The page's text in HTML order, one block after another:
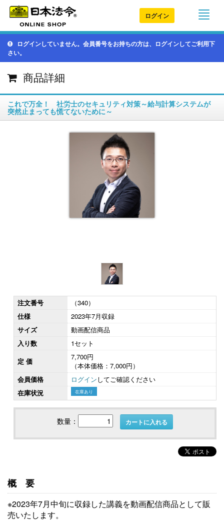
ログイン
ログインしていません。会員番号をお持ちの方は、ログインしてご利用下
さい。
商品詳細
これで万全！ 社労士のセキュリティ対策～給与計算システムが
突然止まっても慌てないために～
注文番号
（340）
仕様
2023年7月収録
サイズ
動画配信商品
入り数
1セット
定 価
7,700円
（本体価格：7,000円）
会員価格
ログインしてご確認ください
在庫状況
在庫あり
数量： カートに入れる
概要
※2023年7月中旬に収録した講義を動画配信商品として販
売いたします。